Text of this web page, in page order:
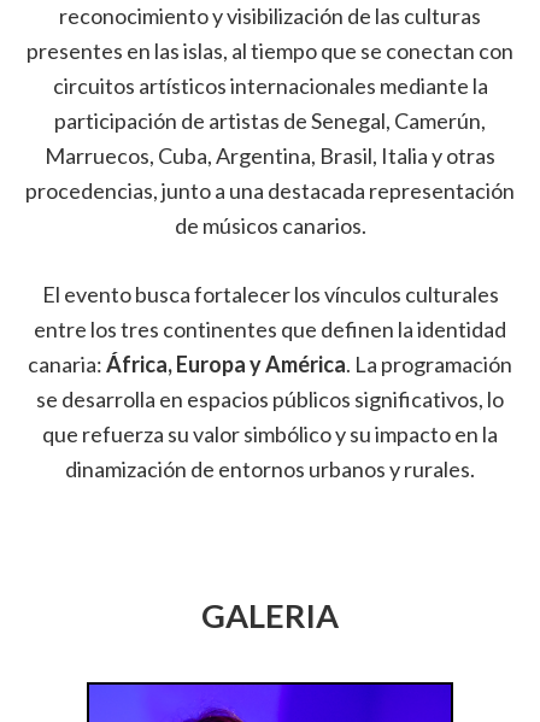
reconocimiento y visibilización de las culturas
presentes en las islas, al tiempo que se conectan con
circuitos artísticos internacionales mediante la
participación de artistas de Senegal, Camerún,
Marruecos, Cuba, Argentina, Brasil, Italia y otras
procedencias, junto a una destacada representación
de músicos canarios.
El evento busca fortalecer los vínculos culturales
entre los tres continentes que definen la identidad
canaria:África, Europa y América. La programación
se desarrolla en espacios públicos significativos, lo
que refuerza su valor simbólico y su impacto en la
dinamización de entornos urbanos y rurales.
GALERIA